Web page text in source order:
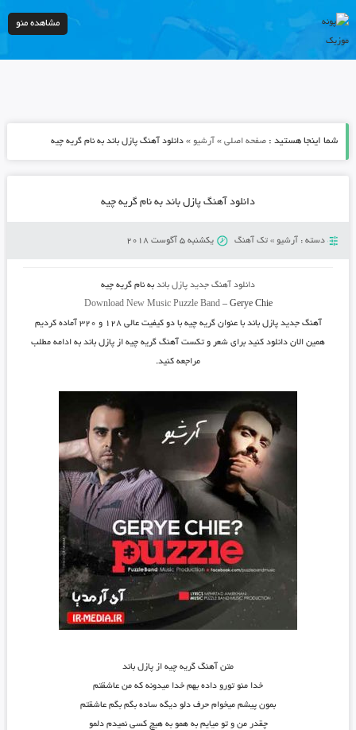
مشاهده منو
شما اینجا هستید : صفحه اصلی» آرشیو » دانلود آهنگ پازل باند به نام گریه چیه
دانلود آهنگ پازل باند به نام گریه چیه
دسته : آرشیو » تک آهنگ یکشنبه 5 آگوست 2018
دانلود آهنگ جدید پازل باندبه نام گریه چیه
Download New Music Puzzle Band– Gerye Chie
آهنگ جدیدپازل باند با عنوانگریه چیه با دو کیفیت عالی ۱۲۸ و ۳۲۰ آماده کردیم
همین الان دانلود کنید برای شعر و تکست آهنگ گریه چیه از پازل باند به ادامه مطلب
مراجعه کنید.
متن آهنگ گریه چیه از پازل باند
خدا منو تورو داده بهم خدا میدونه که من عاشقتم
بمون پیشم میخوام حرف دلو دیگه ساده بگم بگم عاشقتم
چقدر من و تو میایم به همو به هیچ کسی نمیدم دلمو